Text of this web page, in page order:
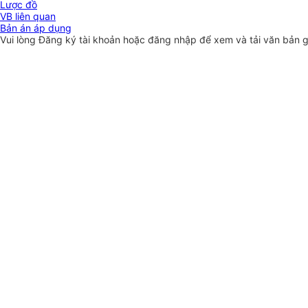
Lược đồ
VB liên quan
Bản án áp dụng
Vui lòngĐăng ký tài khoản hoặc đăng nhập để xem và tải văn bản